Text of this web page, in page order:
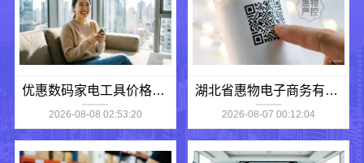
优惠数码家电工具价格_湖北省惠物电子商务有限公司
2026-08-08 02:53:20
湖北省惠物电子商务有限公司畅销生鲜食品软件功能解析
2026-08-07 00:12:04